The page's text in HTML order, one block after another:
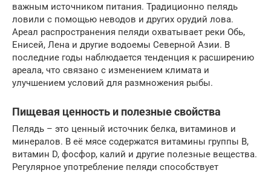
важным источником питания. Традиционно пелядь
ловили с помощью неводов и других орудий лова.
Ареал распространения пеляди охватывает реки Обь,
Енисей, Лена и другие водоемы Северной Азии. В
последние годы наблюдается тенденция к расширению
ареала, что связано с изменением климата и
улучшением условий для размножения рыбы.
Пищевая ценность и полезные свойства
Пелядь – это ценный источник белка, витаминов и
минералов. В её мясе содержатся витамины группы B,
витамин D, фосфор, калий и другие полезные вещества.
Регулярное употребление пеляди способствует